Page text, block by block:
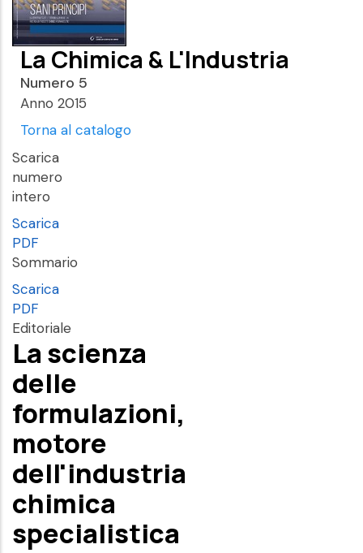
La Chimica & L'Industria
Numero 5
Anno 2015
Torna al catalogo
Scarica
numero
intero
Scarica
PDF
Sommario
Scarica
PDF
Editoriale
La scienza
delle
formulazioni,
motore
dell'industria
chimica
specialistica